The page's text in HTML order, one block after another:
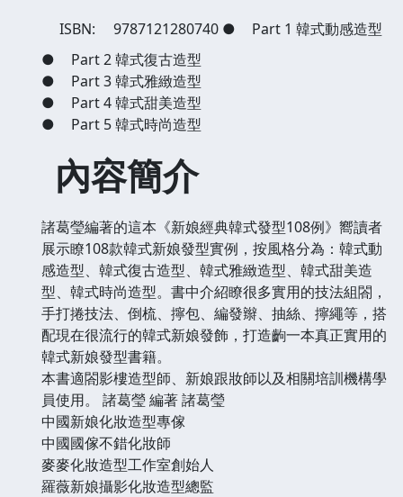
ISBN: 9787121280740 ●
Part 1 韓式動感造型
●
Part 2 韓式復古造型
●
Part 3 韓式雅緻造型
●
Part 4 韓式甜美造型
●
Part 5 韓式時尚造型
內容簡介
諸葛瑩編著的這本《新娘經典韓式發型108例》嚮讀者
展示瞭108款韓式新娘發型實例，按風格分為：韓式動
感造型、韓式復古造型、韓式雅緻造型、韓式甜美造
型、韓式時尚造型。書中介紹瞭很多實用的技法組閤，
手打捲技法、倒梳、擰包、編發辮、抽絲、擰繩等，搭
配現在很流行的韓式新娘發飾，打造齣一本真正實用的
韓式新娘發型書籍。
本書適閤影樓造型師、新娘跟妝師以及相關培訓機構學
員使用。 諸葛瑩 編著 諸葛瑩
中國新娘化妝造型專傢
中國國傢不錯化妝師
麥麥化妝造型工作室創始人
羅薇新娘攝影化妝造型總監